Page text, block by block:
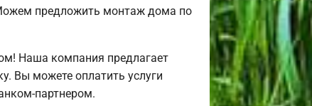
предложить монтаж дома по
Наша компания предлагает
Вы можете оплатить услуги
партнером.